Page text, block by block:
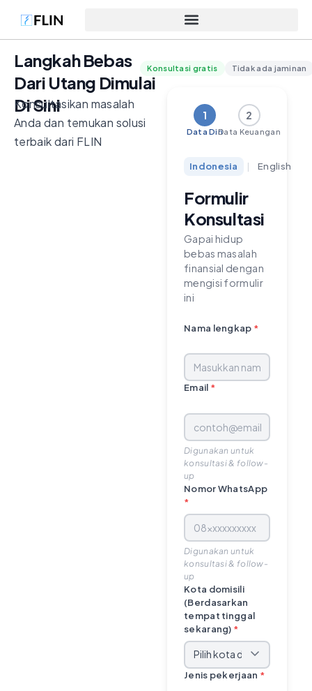
Langkah Bebas
Dari Utang Dimulai
Di Sini
Konsultasikan masalah
Anda dan temukan solusi
terbaik dari FLIN
Konsultasi gratis Tidak ada jaminan
1
Data Diri
2
Data Keuangan
Formulir
Konsultasi
Gapai hidup
bebas masalah
finansial dengan
mengisi formulir
ini
Indonesia | English
Nama lengkap *
Email *
Digunakan untuk
konsultasi & follow-
up
Nomor WhatsApp
*
Digunakan untuk
konsultasi & follow-
up
Kota domisili
(Berdasarkan
tempat tinggal
sekarang) *
Jenis pekerjaan *